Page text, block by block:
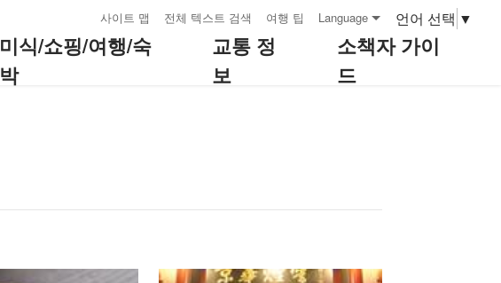
사이트 맵 전체 텍스트 검색 여행 팁 Language 언어 선택 ▼
미식/쇼핑/여행/숙
박
교통 정
보
소책자 가이
드